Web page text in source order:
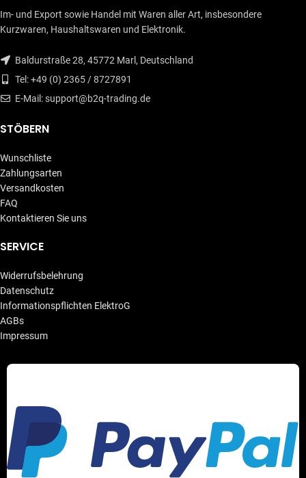
Im- und Export sowie Handel mit Waren aller Art, insbesondere
Kurzwaren, Haushaltswaren und Elektronik.
Baldurstraße 28, 45772 Marl, Deutschland
Tel: +49 (0) 2365 / 8727891
E-Mail: support@b2q-trading.de
STÖBERN
Wunschliste
Zahlungsarten
Versandkosten
FAQ
Kontaktieren Sie uns
SERVICE
Widerrufsbelehrung
Datenschutz
Informationspflichten ElektroG
AGBs
Impressum